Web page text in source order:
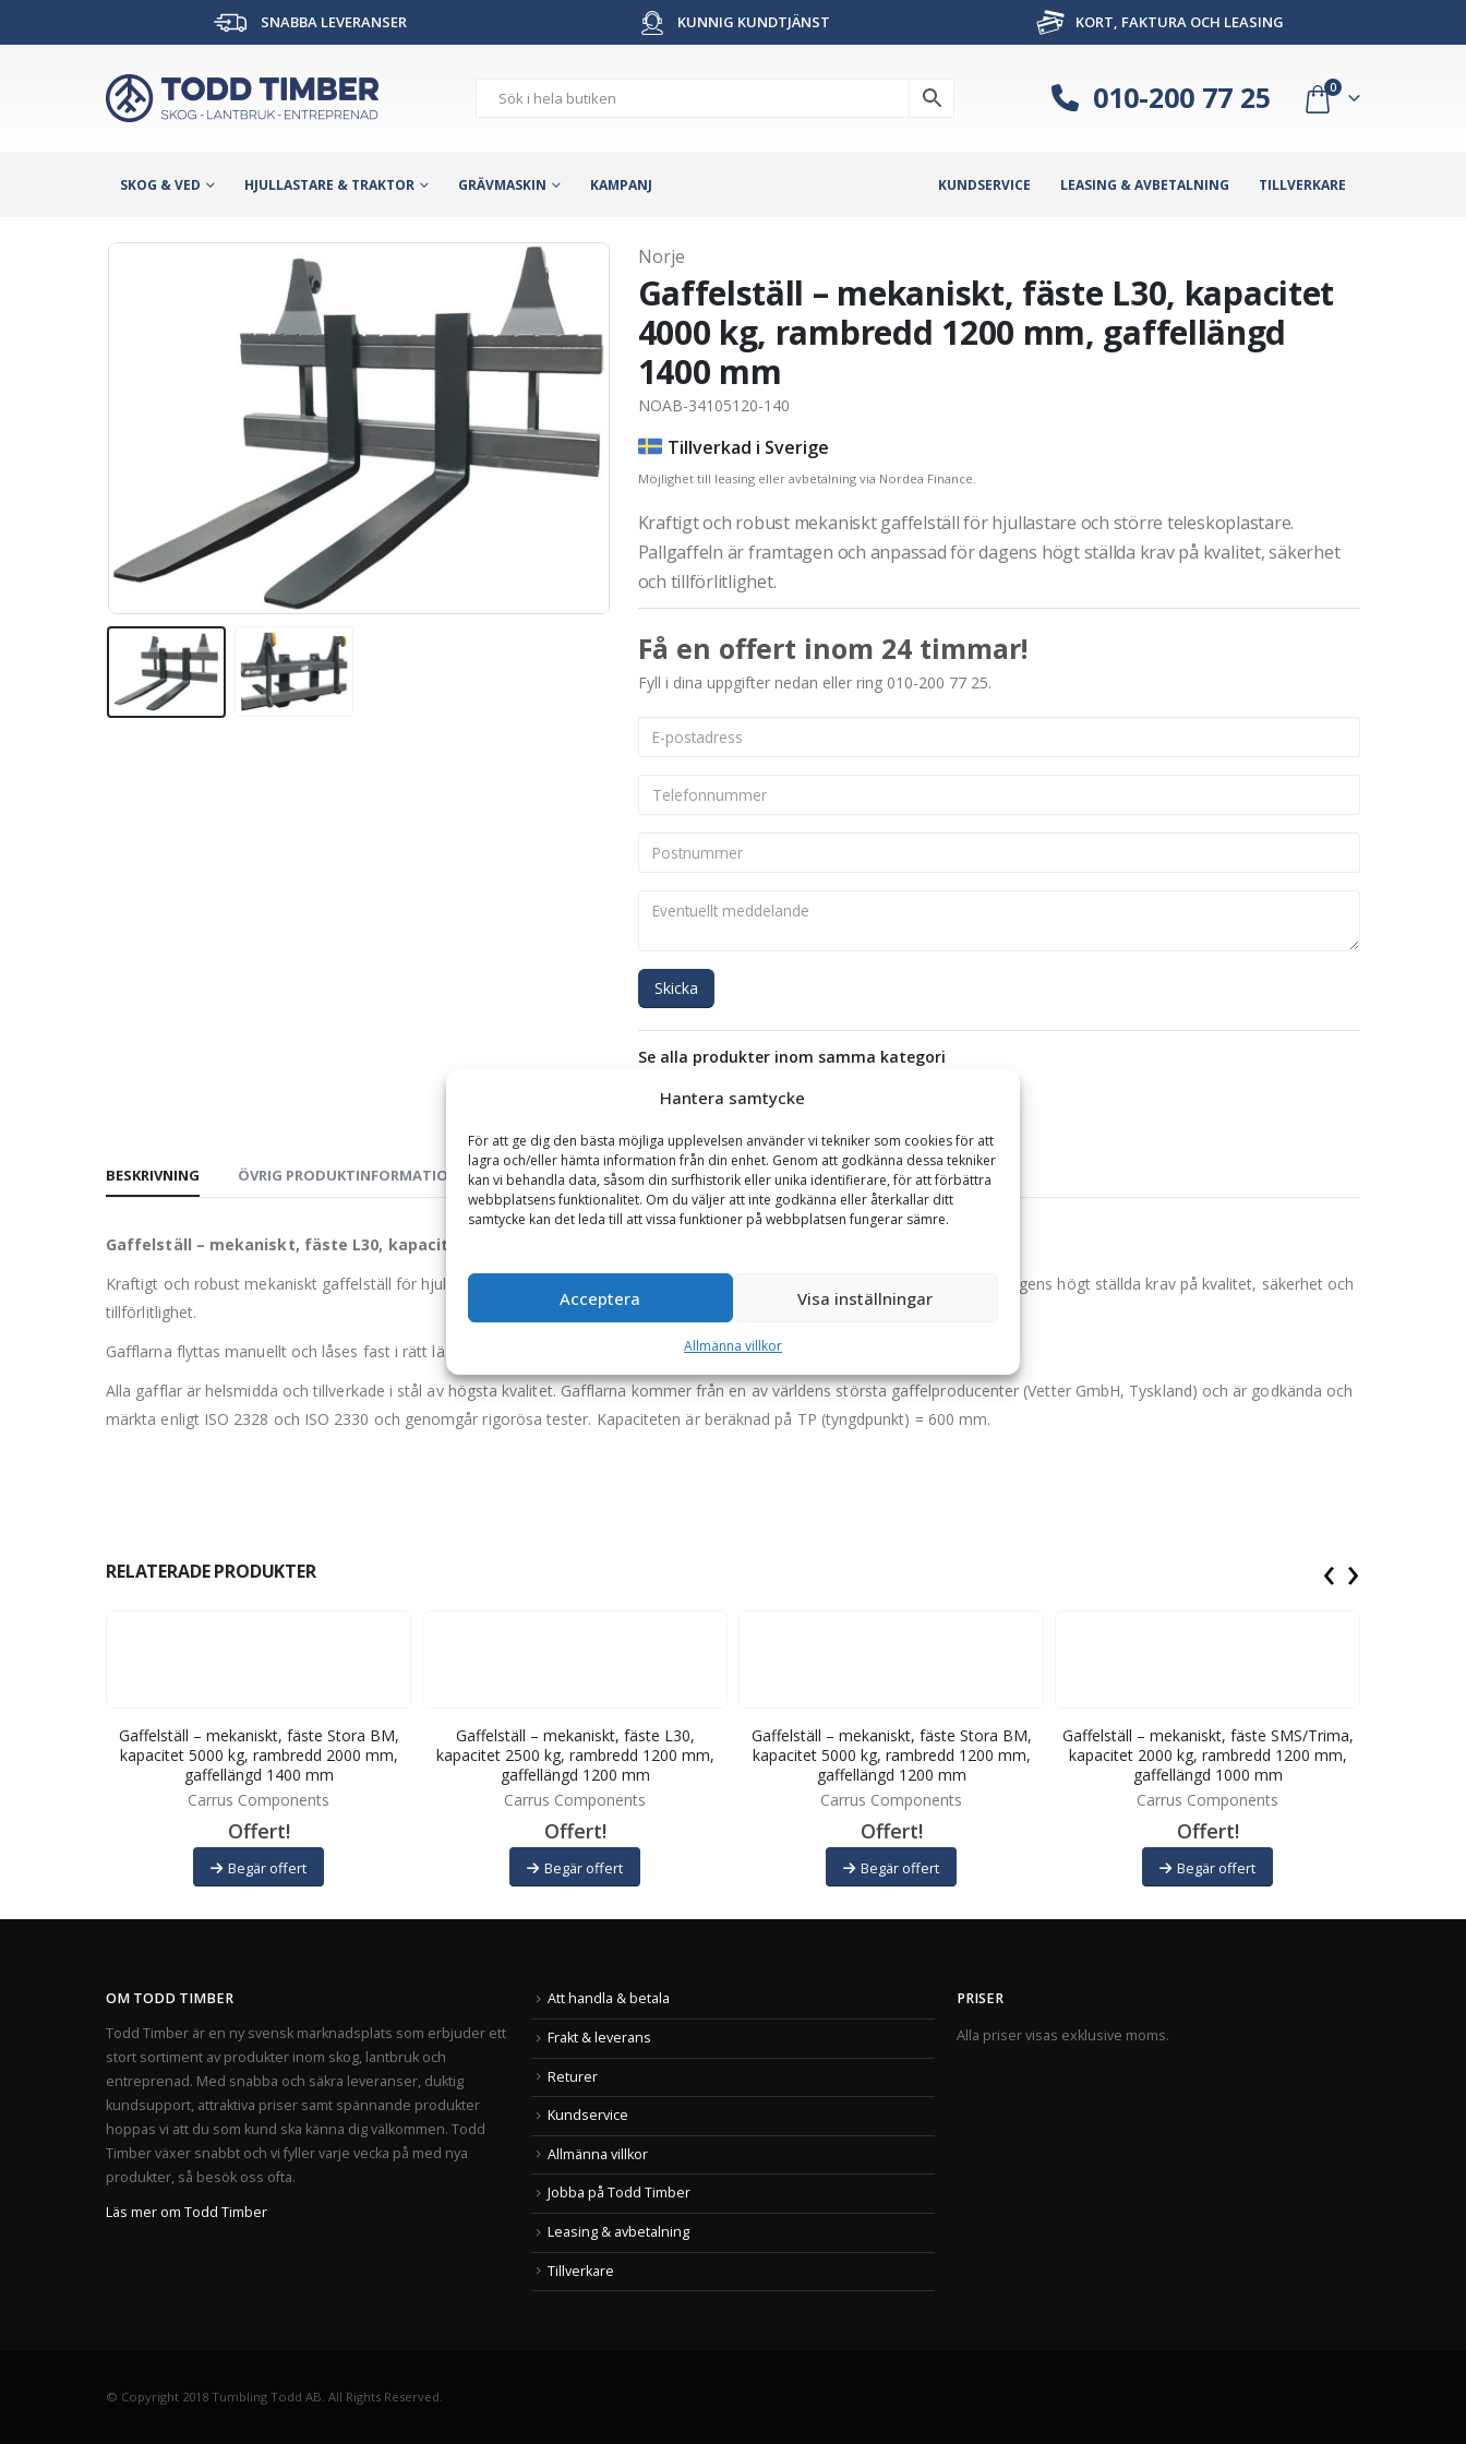
Hantera samtycke
För att ge dig den bästa möjliga upplevelsen använder vi tekniker som cookies för att
lagra och/eller hämta information från din enhet. Genom att godkänna dessa tekniker
kan vi behandla data, såsom din surfhistorik eller unika identifierare, för att förbättra
webbplatsens funktionalitet. Om du väljer att inte godkänna eller återkallar ditt
samtycke kan det leda till att vissa funktioner på webbplatsen fungerar sämre.
Acceptera Visa inställningar
Allmänna villkor
SNABBA LEVERANSER KUNNIG KUNDTJÄNST KORT, FAKTURA OCH LEASING
010-200 77 25 0
SKOG & VED HJULLASTARE & TRAKTOR GRÄVMASKIN KAMPANJ KUNDSERVICE LEASING & AVBETALNING TILLVERKARE
Norje
Gaffelställ – mekaniskt, fäste L30, kapacitet
4000 kg, rambredd 1200 mm, gaffellängd
1400 mm
NOAB-34105120-140
Tillverkad i Sverige
Möjlighet till leasing eller avbetalning via Nordea Finance.
Kraftigt och robust mekaniskt gaffelställ för hjullastare och större teleskoplastare.
Pallgaffeln är framtagen och anpassad för dagens högt ställda krav på kvalitet, säkerhet
och tillförlitlighet.
Få en offert inom 24 timmar!
Fyll i dina uppgifter nedan eller ring 010-200 77 25.
Skicka
Se alla produkter inom samma kategori
BESKRIVNING ÖVRIG PRODUKTINFORMATION GARANTI
Gaffelställ – mekaniskt, fäste L30, kapacitet 4000 kg, rambredd 1200 mm, gaffellängd 1400 mm
Kraftigt och robust mekaniskt gaffelställ för hjullastare och större teleskoplastare. Pallgaffeln är framtagen och anpassad för dagens högt ställda krav på kvalitet, säkerhet och
tillförlitlighet.
Gafflarna flyttas manuellt och låses fast i rätt läge med en låsbult i den övre balken.
Alla gafflar är helsmidda och tillverkade i stål av högsta kvalitet. Gafflarna kommer från en av världens största gaffelproducenter (Vetter GmbH, Tyskland) och är godkända och
märkta enligt ISO 2328 och ISO 2330 och genomgår rigorösa tester. Kapaciteten är beräknad på TP (tyngdpunkt) = 600 mm.
RELATERADE PRODUKTER
Gaffelställ – mekaniskt, fäste Stora BM,
kapacitet 5000 kg, rambredd 2000 mm,
gaffellängd 1400 mm
Carrus Components
Offert!
Begär offert
Gaffelställ – mekaniskt, fäste L30,
kapacitet 2500 kg, rambredd 1200 mm,
gaffellängd 1200 mm
Carrus Components
Offert!
Begär offert
Gaffelställ – mekaniskt, fäste Stora BM,
kapacitet 5000 kg, rambredd 1200 mm,
gaffellängd 1200 mm
Carrus Components
Offert!
Begär offert
Gaffelställ – mekaniskt, fäste SMS/Trima,
kapacitet 2000 kg, rambredd 1200 mm,
gaffellängd 1000 mm
Carrus Components
Offert!
Begär offert
‹ ›
OM TODD TIMBER
Todd Timber är en ny svensk marknadsplats som erbjuder ett
stort sortiment av produkter inom skog, lantbruk och
entreprenad. Med snabba och säkra leveranser, duktig
kundsupport, attraktiva priser samt spännande produkter
hoppas vi att du som kund ska känna dig välkommen. Todd
Timber växer snabbt och vi fyller varje vecka på med nya
produkter, så besök oss ofta.
Läs mer om Todd Timber
Att handla & betala
Frakt & leverans
Returer
Kundservice
Allmänna villkor
Jobba på Todd Timber
Leasing & avbetalning
Tillverkare
PRISER
Alla priser visas exklusive moms.
© Copyright 2018 Tumbling Todd AB. All Rights Reserved.